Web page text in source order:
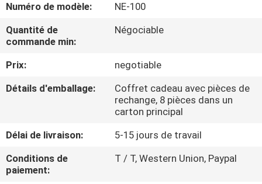
AU
SUJET
DE
NOUS
D'USINE
CONTRÔLE
Numéro de modèle:
NE-100
Quantité de
commande min:
Négociable
Prix:
negotiable
Détails d'emballage:
Coffret cadeau avec pièces de
rechange, 8 pièces dans un
carton principal
Délai de livraison:
5-15 jours de travail
Conditions de
paiement:
T / T, Western Union, Paypal